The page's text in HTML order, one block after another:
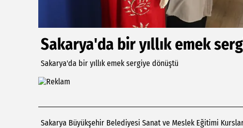
Sakarya'da bir yıllık emek
Sakarya'da bir yıllık emek sergiye dönüştü
Sakarya Büyükşehir Belediyesi Sanat ve Meslek Eğitimi